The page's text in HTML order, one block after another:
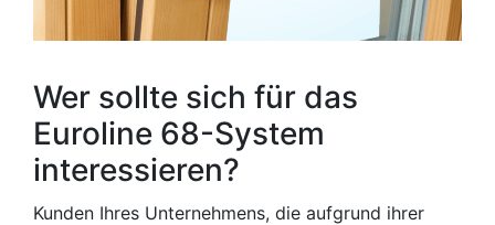
Wer sollte sich für das
Euroline 68-System
interessieren?
Kunden Ihres Unternehmens, die aufgrund ihrer